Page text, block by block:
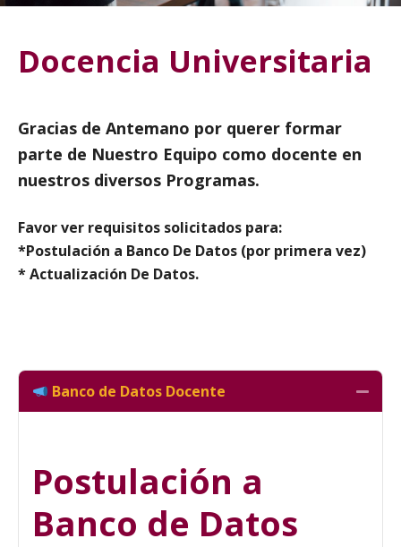
Docencia Universitaria
Gracias de Antemano por querer formar
parte de Nuestro Equipo como docente en
nuestros diversos Programas.
Favor ver requisitos solicitados para:
*Postulación a Banco De Datos (por primera vez)
* Actualización De Datos.
Banco de Datos Docente
Postulación a
Banco de Datos